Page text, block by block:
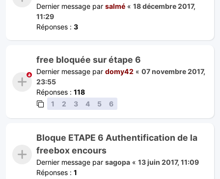
Dernier message par salmé « 18 décembre 2017,
11:29
Réponses : 3
free bloquée sur étape 6
Dernier message par domy42 « 07 novembre 2017,
23:55
Réponses : 118
1
2 3 4 5 6
Bloque ETAPE 6 Authentification de la
freebox encours
Dernier message par sagopa « 13 juin 2017, 11:09
Réponses : 1